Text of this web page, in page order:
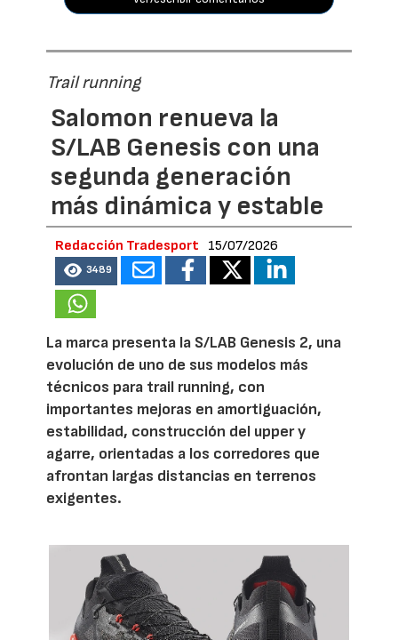
Trail running
Salomon renueva la
S/LAB Genesis con una
segunda generación
más dinámica y estable
Redacción Tradesport 15/07/2026
3489
La marca presenta la S/LAB Genesis 2, una
evolución de uno de sus modelos más
técnicos para trail running, con
importantes mejoras en amortiguación,
estabilidad, construcción del upper y
agarre, orientadas a los corredores que
afrontan largas distancias en terrenos
exigentes.